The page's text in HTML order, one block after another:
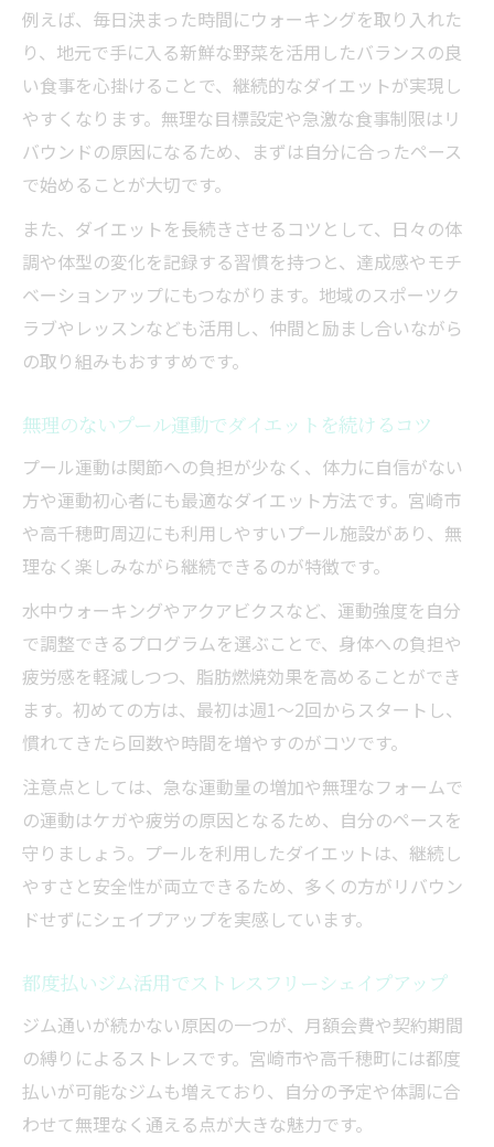
例えば、毎日決まった時間にウォーキングを取り入れた
り、地元で手に入る新鮮な野菜を活用したバランスの良
い食事を心掛けることで、継続的なダイエットが実現し
やすくなります。無理な目標設定や急激な食事制限はリ
バウンドの原因になるため、まずは自分に合ったペース
で始めることが大切です。
また、ダイエットを長続きさせるコツとして、日々の体
調や体型の変化を記録する習慣を持つと、達成感やモチ
ベーションアップにもつながります。地域のスポーツク
ラブやレッスンなども活用し、仲間と励まし合いながら
の取り組みもおすすめです。
無理のないプール運動でダイエットを続けるコツ
プール運動は関節への負担が少なく、体力に自信がない
方や運動初心者にも最適なダイエット方法です。宮崎市
や高千穂町周辺にも利用しやすいプール施設があり、無
理なく楽しみながら継続できるのが特徴です。
水中ウォーキングやアクアビクスなど、運動強度を自分
で調整できるプログラムを選ぶことで、身体への負担や
疲労感を軽減しつつ、脂肪燃焼効果を高めることができ
ます。初めての方は、最初は週1～2回からスタートし、
慣れてきたら回数や時間を増やすのがコツです。
注意点としては、急な運動量の増加や無理なフォームで
の運動はケガや疲労の原因となるため、自分のペースを
守りましょう。プールを利用したダイエットは、継続し
やすさと安全性が両立できるため、多くの方がリバウン
ドせずにシェイプアップを実感しています。
都度払いジム活用でストレスフリーシェイプアップ
ジム通いが続かない原因の一つが、月額会費や契約期間
の縛りによるストレスです。宮崎市や高千穂町には都度
払いが可能なジムも増えており、自分の予定や体調に合
わせて無理なく通える点が大きな魅力です。